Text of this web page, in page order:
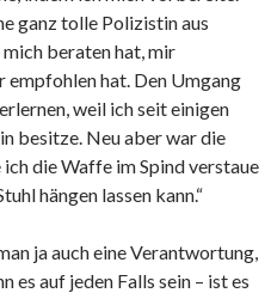
ganz tolle Polizistin aus
beraten hat, mir
empfohlen hat. Den Umgang
weil ich seit einigen
besitze. Neu aber war die
die Waffe im Spind verstaue
hängen lassen kann.“
ja auch eine Verantwortung,
es auf jeden Falls sein – ist es